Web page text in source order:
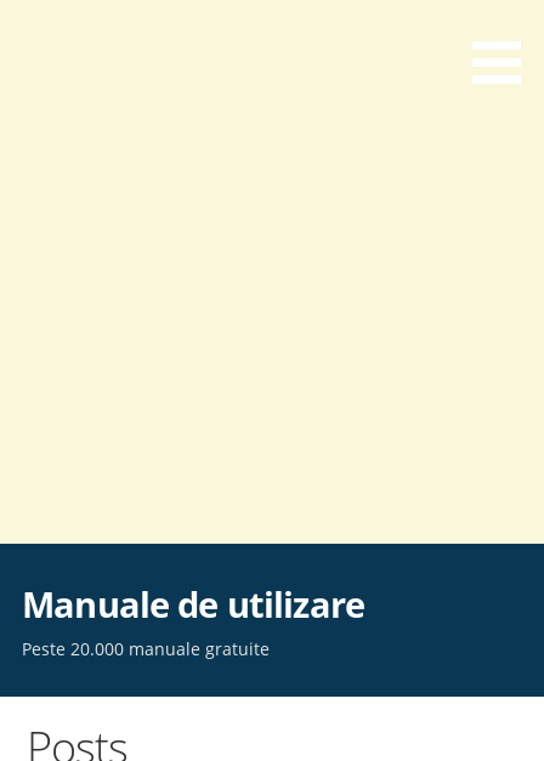
content
Manuale de utilizare
Peste 20.000 manuale gratuite
Posts